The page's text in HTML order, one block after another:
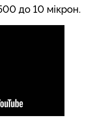
до 10 мікрон.